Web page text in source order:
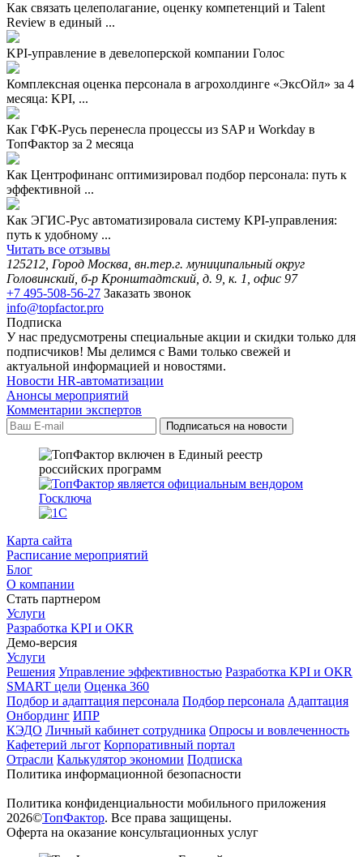
Как связать целеполагание, оценку компетенций и Talent
Review в единый ...
KPI-управление в девелоперской компании Голос
Комплексная оценка персонала в агрохолдинге «ЭксОйл» за 4
месяца: KPI, ...
Как ГФК-Русь перенесла процессы из SAP и Workday в
ТопФактор за 2 месяца
Как Центрофинанс оптимизировал подбор персонала: путь к
эффективной ...
Как ЭГИС-Рус автоматизировала систему KPI-управления:
путь к удобному ...
Читать все отзывы
125212, Город Москва, вн.тер.г. муниципальный округ
Головинский, б-р Кронштадтский, д. 9, к. 1, офис 97
+7 495-508-56-27 Заказать звонок
info@topfactor.pro
Подписка
У нас предусмотрены специальные акции и скидки только для
подписчиков! Мы делимся с Вами только свежей и
актуальной информацией и новостями.
Новости HR-автоматизации
Анонсы мероприятий
Комментарии экспертов
Карта сайта
Расписание мероприятий
Блог
О компании
Стать партнером
Услуги
Разработка KPI и OKR
Демо-версия
Услуги
Решения Управление эффективностью Разработка KPI и OKR
SMART цели Оценка 360
Подбор и адаптация персонала Подбор персонала Адаптация
Онбординг ИПР
КЭДО Личный кабинет сотрудника Опросы и вовлеченность
Кафетерий льгот Корпоративный портал
Отрасли Калькулятор экономии Подписка
Политика информационной безопасности
Политика конфиденциальности мобильного приложения
2026©ТопФактор. Все права защищены.
Оферта на оказание консультационных услуг